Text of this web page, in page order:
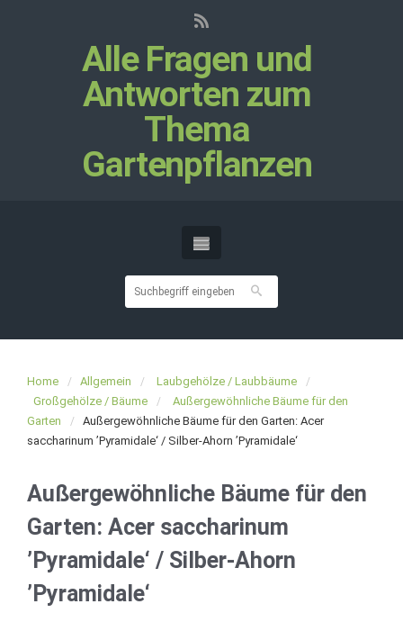
Alle Fragen und
Antworten zum
Thema
Gartenpflanzen
Home Allgemein
Laubgehölze / Laubbäume
Großgehölze / Bäume
Außergewöhnliche Bäume für den
Garten
Außergewöhnliche Bäume für den Garten: Acer
saccharinum ’Pyramidale‘ / Silber-Ahorn ’Pyramidale‘
Außergewöhnliche Bäume für den
Garten: Acer saccharinum
’Pyramidale‘ / Silber-Ahorn
’Pyramidale‘